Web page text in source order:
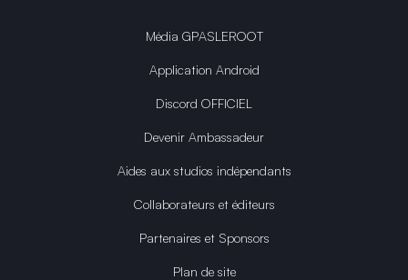
Média GPASLEROOT
Application Android
Discord OFFICIEL
Devenir Ambassadeur
Aides aux studios indépendants
Collaborateurs et éditeurs
Partenaires et Sponsors
Plan de site